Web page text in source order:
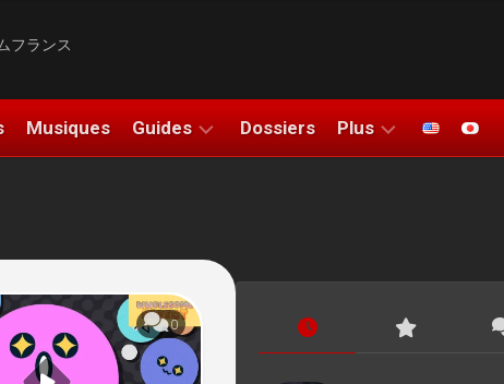
フランス
Musiques Guides Dossiers Plus
DESSINS
0